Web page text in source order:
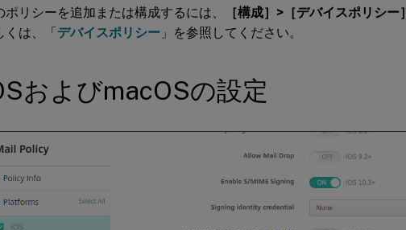
ポリシーを追加または構成するには、 ［構成］>［デバイスポリシー］
くは、「デバイスポリシー 」を参照してください。
およびmacOSの設定